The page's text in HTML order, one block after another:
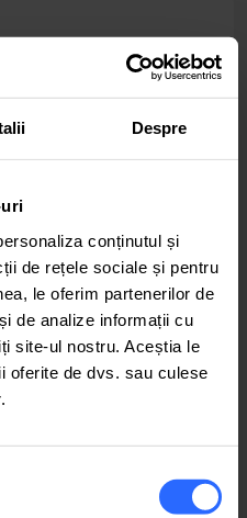
Despre
conținutul și
de rețele sociale și pentru
le oferim partenerilor de
de analize informații cu
site-ul nostru. Aceștia le
oferite de dvs. sau culese